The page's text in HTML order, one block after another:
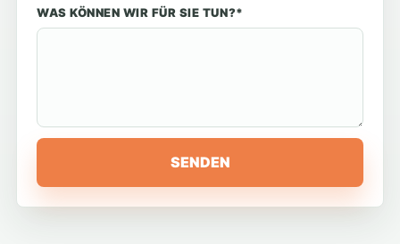
WAS KÖNNEN WIR FÜR SIE TUN?*
SENDEN